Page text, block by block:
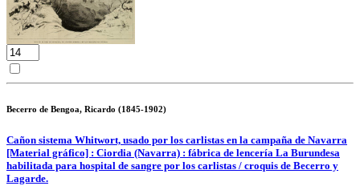
Becerro de Bengoa, Ricardo (1845-1902)
Cañon sistema Whitwort, usado por los carlistas en la campaña de Navarra
[Material gráfico] : Ciordia (Navarra) : fábrica de lencería La Burundesa
habilitada para hospital de sangre por los carlistas / croquis de Becerro y
Lagarde.